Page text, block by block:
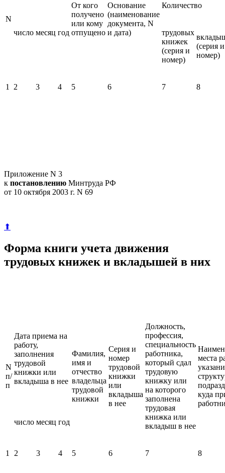
N
От кого
получено
или кому
отпущено
Основание
(наименование
документа, N
и дата)
число месяц год
Количество
трудовых
книжек
(серия и
номер)
(серия и
номер)
1 2 3 4 5 6 7 8
Приложение N 3
к постановлению Минтруда РФ
от 10 октября 2003 г. N 69
⬆
Форма книги учета движения
трудовых книжек и вкладышей в них
N
п/
п
Дата приема на
работу,
заполнения
трудовой
книжки или
вкладыша в нее
Фамилия,
имя и
отчество
владельца
трудовой
книжки
Серия и
номер
трудовой
книжки
или
вкладыша
в нее
Должность,
профессия,
специальность
работника,
который сдал
трудовую
книжку или
на которого
заполнена
трудовая
книжка или
вкладыш в нее
места
куда
число месяц год
1 2 3 4 5 6 7 8